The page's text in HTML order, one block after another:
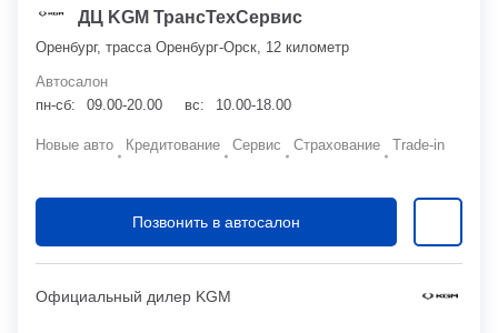
ДЦ KGM ТрансТехСервис
Оренбург, трасса Оренбург-Орск, 12 километр
Автосалон
пн-сб:
09.00-20.00 вс: 10.00-18.00
Новые авто Кредитование Сервис Страхование Trade-in
Позвонить в автосалон
Официальный дилер KGM